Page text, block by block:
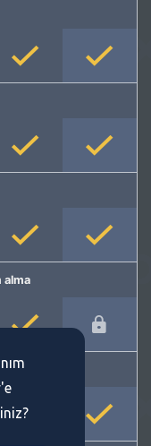
alma